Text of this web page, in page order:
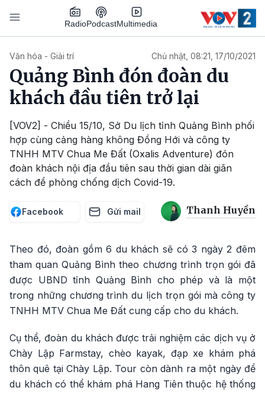
Nhảy đến nội dung
RadioPodcastMultimedia
Văn hóa - Giải trí Chủ nhật, 08:21, 17/10/2021
Quảng Bình đón đoàn du
khách đầu tiên trở lại
[VOV2] - Chiều 15/10, Sở Du lịch tỉnh Quảng Bình phối
hợp cùng cảng hàng không Đồng Hới và công ty
TNHH MTV Chua Me Đất (Oxalis Adventure) đón
đoàn khách nội địa đầu tiên sau thời gian dài giãn
cách để phòng chống dịch Covid-19.
Facebook Gửi mail Thanh Huyền
Theo đó, đoàn gồm 6 du khách sẽ có 3 ngày 2 đêm
tham quan Quảng Bình theo chương trình trọn gói đã
được UBND tỉnh Quảng Bình cho phép và là một
trong những chương trình du lịch trọn gói mà công ty
TNHH MTV Chua Me Đất cung cấp cho du khách.
Cụ thể, đoàn du khách được trải nghiệm các dịch vụ ở
Chày Lập Farmstay, chèo kayak, đạp xe khám phá
thôn quê tại Chày Lập. Tour còn dành ra một ngày để
du khách có thể khám phá Hang Tiên thuộc hệ thống